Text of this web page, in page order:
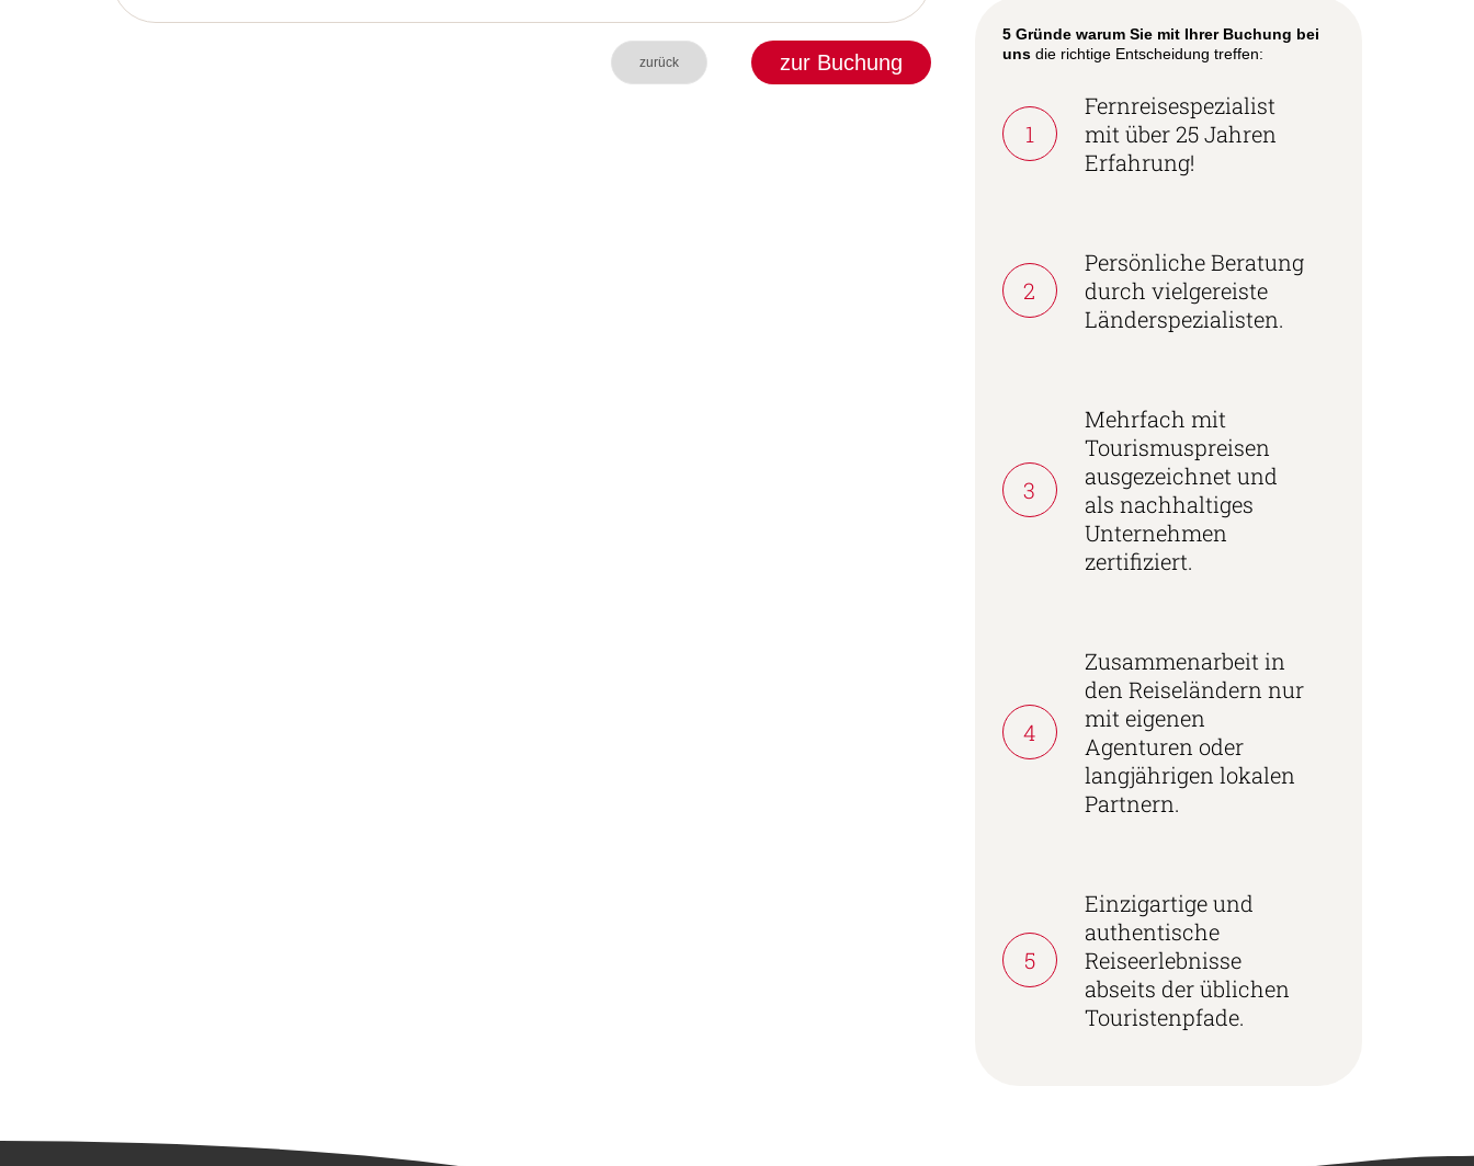
zurück zur Buchung
5 Gründe warum Sie mit Ihrer Buchung bei
unsdie richtige Entscheidung treffen:
1
Fernreisespezialist
mit über 25 Jahren
Erfahrung!
2
Persönliche Beratung
durch vielgereiste
Länderspezialisten.
3
Mehrfach mit
Tourismuspreisen
ausgezeichnet und
als nachhaltiges
Unternehmen
zertifiziert.
4
Zusammenarbeit in
den Reiseländern nur
mit eigenen
Agenturen oder
langjährigen lokalen
Partnern.
5
Einzigartige und
authentische
Reiseerlebnisse
abseits der üblichen
Touristenpfade.